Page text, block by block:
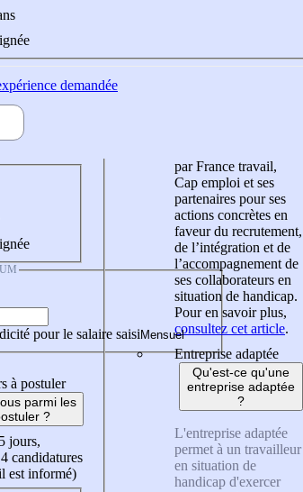
demandée
pour le salaire saisi
à postuler
parmi les
?
jours,
candidatures
est informé)
par France travail,
Cap emploi et ses
partenaires pour ses
actions concrètes en
faveur du recrutement,
de l’intégration et de
l’accompagnement de
ses collaborateurs en
situation de handicap.
Pour en savoir plus,
consultez cet article.
Entreprise adaptée
Qu'est-ce qu'une
entreprise adaptée
?
L'entreprise adaptée
permet à un travailleur
en situation de
handicap d'exercer